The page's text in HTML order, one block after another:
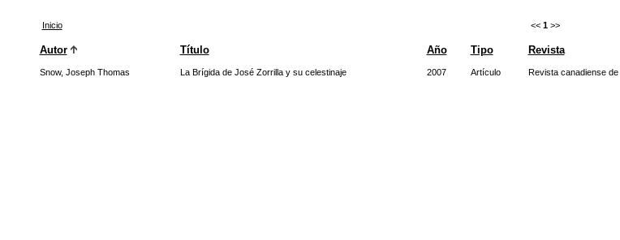
Inicio << 1 >>
Autor Título Año Tipo Revista
Snow, Joseph Thomas La Brígida de José Zorrilla y su celestinaje 2007 Artículo Revista canadiense